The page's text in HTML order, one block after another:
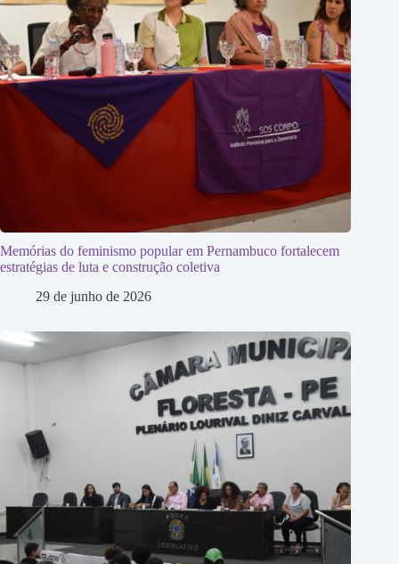
Memórias do feminismo popular em Pernambuco fortalecem
estratégias de luta e construção coletiva
29 de junho de 2026